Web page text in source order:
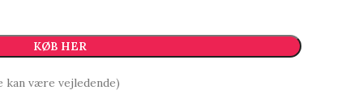
KØB HER
være vejledende)